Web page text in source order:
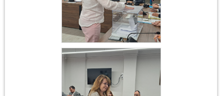
Acte constitució
ajuntament